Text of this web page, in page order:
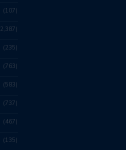
107
2,387
235
763
583
737
467
135